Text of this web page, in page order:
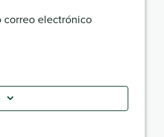
correo electrónico